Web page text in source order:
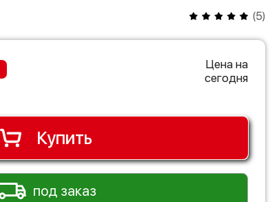
(5)
Цена на
сегодня
Купить
под заказ